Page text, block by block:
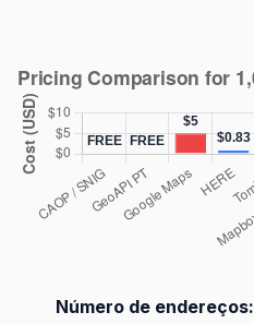
Número de endereços: